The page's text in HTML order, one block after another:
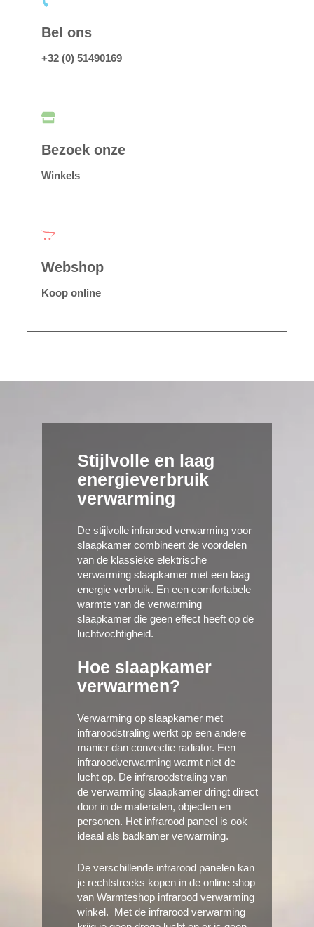
Bel ons
+32 (0) 51490169
Bezoek onze
Winkels
Webshop
Koop online
Stijlvolle en laag
energieverbruik
verwarming
De stijlvolle infrarood verwarming voor
slaapkamer combineert de voordelen
van de klassieke elektrische
verwarming slaapkamer met een laag
energie verbruik. En een comfortabele
warmte van de verwarming
slaapkamer die geen effect heeft op de
luchtvochtigheid.
Hoe slaapkamer
verwarmen?
Verwarming op slaapkamer met
infraroodstraling werkt op een andere
manier dan convectie radiator. Een
infraroodverwarming warmt niet de
lucht op. De infraroodstraling van
de verwarming slaapkamer dringt direct
door in de materialen, objecten en
personen. Het infrarood paneel is ook
ideaal als badkamer verwarming.
De verschillende infrarood panelen kan
je rechtstreeks kopen in de online shop
van Warmteshop infrarood verwarming
winkel. Met de infrarood verwarming